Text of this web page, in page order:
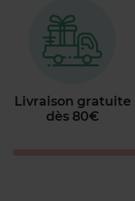
Livraison gratuite
dès 80€